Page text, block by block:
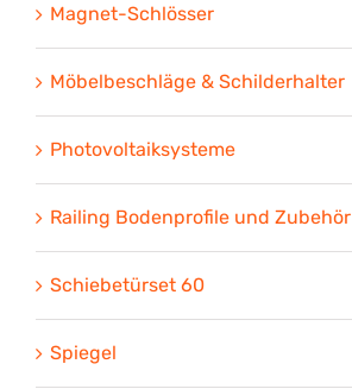
Magnet-Schlösser
Möbelbeschläge & Schilderhalter
Photovoltaiksysteme
Railing Bodenprofile und Zubehör
Schiebetürset 60
Spiegel